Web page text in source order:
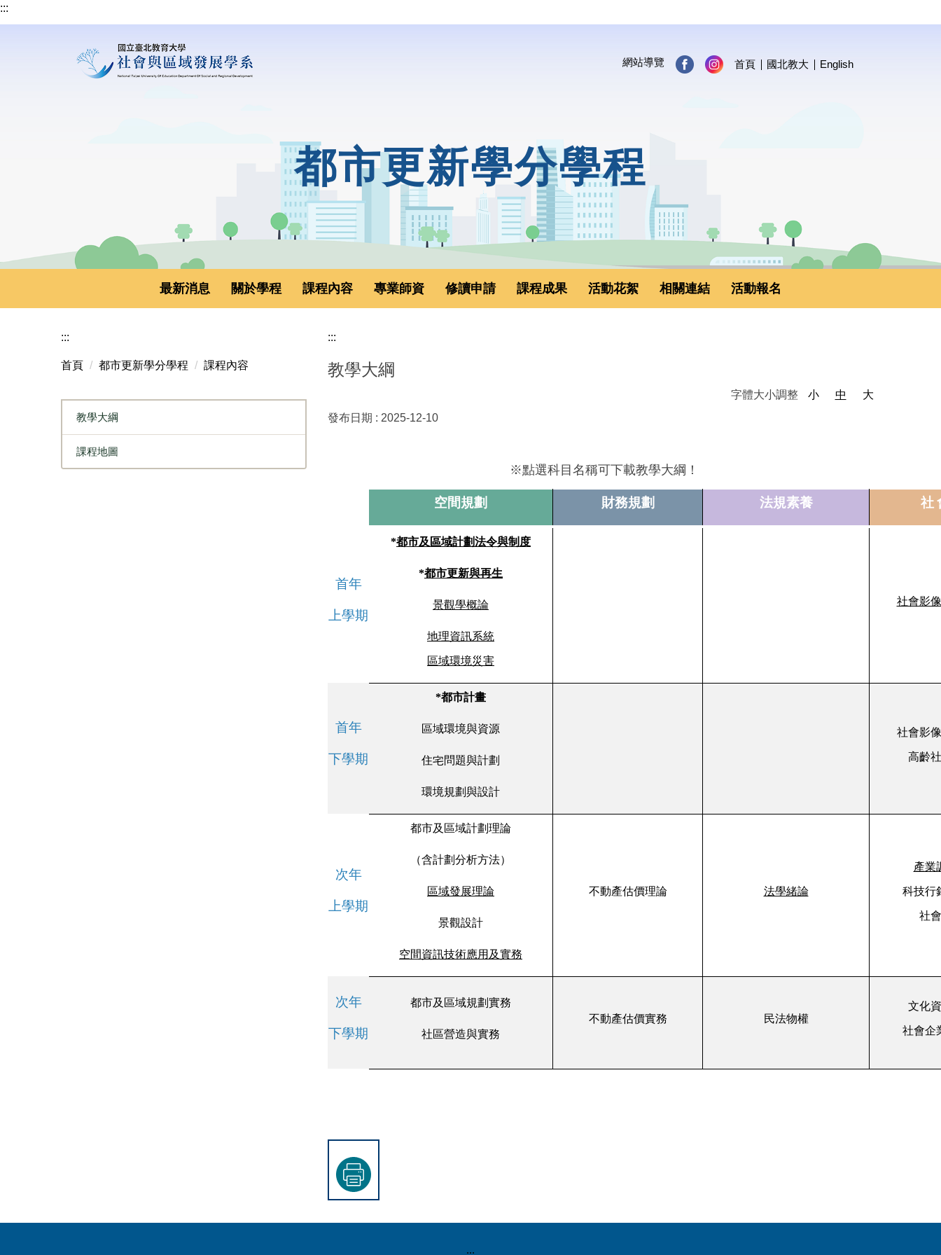
跳
到
:::
網站導覽 首頁 國北教大 English
都市更新學分學程
最新消息 關於學程 課程內容 專業師資 修讀申請 課程成果 活動花絮 相關連結 活動報名
:::
首頁 都市更新學分學程 課程內容
教學大綱
課程地圖
:::
教學大綱
字體大小調整 小 中
大
發布日期 : 2025-12-10
※點選科目名稱可下載教學大綱！
空間規劃 財務規劃 法規素養 社
首年
上學期
*都市及區域計劃法令與制度
*都市更新與再生
景觀學概論
地理資訊系統
區域環境災害
社會影
首年
下學期
*都市計畫
區域環境與資源
住宅問題與計劃
環境規劃與設計
社會影
高齡
次年
上學期
都市及區域計劃理論
（含計劃分析方法）
區域發展理論
景觀設計
空間資訊技術應用及實務
不動產估價理論 法學緒論
產業
科技行
社
次年
下學期
都市及區域規劃實務
社區營造與實務
不動產估價實務 民法物權
文化
社會企